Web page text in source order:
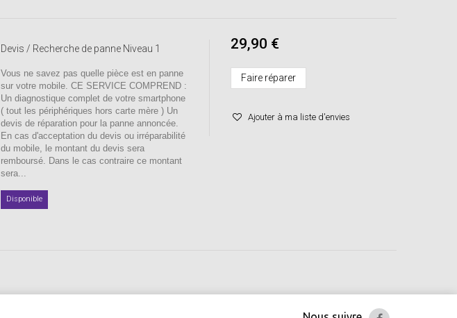
Devis / Recherche de panne Niveau 1
Vous ne savez pas quelle pièce est en panne
sur votre mobile. CE SERVICE COMPREND :
Un diagnostique complet de votre smartphone
( tout les périphériques hors carte mère ) Un
devis de réparation pour la panne annoncée.
En cas d'acceptation du devis ou irréparabilité
du mobile, le montant du devis sera
remboursé. Dans le cas contraire ce montant
sera...
Disponible
29,90 €
Faire réparer
Ajouter à ma liste d'envies